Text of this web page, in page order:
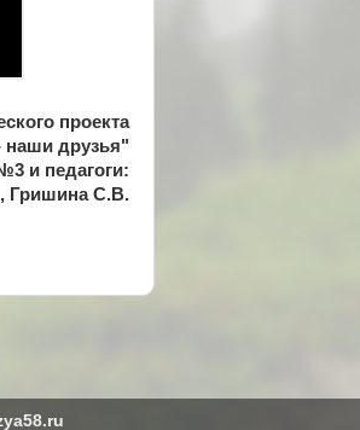
проекта
друзья"
и педагоги:
Гришина С.В.